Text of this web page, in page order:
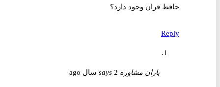
حافظ قران وجود دارد‍؟
Reply
باران مشاوره says 2 سال ago